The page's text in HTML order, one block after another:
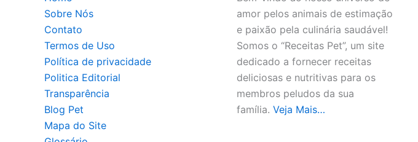
Sobre Nós
Contato
Termos de Uso
Política de privacidade
Politica Editorial
Transparência
Blog Pet
Mapa do Site
amor pelos animais de estimação
e paixão pela culinária saudável!
Somos o “Receitas Pet”, um site
dedicado a fornecer receitas
deliciosas e nutritivas para os
membros peludos da sua
família. Veja Mais…